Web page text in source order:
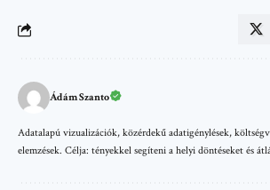
Ádám Szanto
Adatalapú vizualizációk, közérdekű adatigénylések,
elemzések. Célja: tényekkel segíteni a helyi döntéseket és